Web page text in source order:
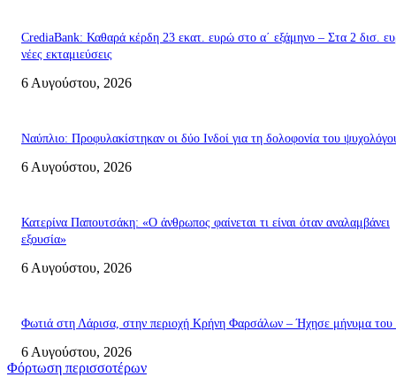
CrediaBank: Καθαρά κέρδη 23 εκατ. ευρώ στο α΄ εξάμηνο – Στα 2 δισ.
νέες εκταμιεύσεις
6 Αυγούστου, 2026
Ναύπλιο: Προφυλακίστηκαν οι δύο Ινδοί για τη δολοφονία του
6 Αυγούστου, 2026
Κατερίνα Παπουτσάκη: «Ο άνθρωπος φαίνεται τι είναι όταν αναλαμβάνει
εξουσία»
6 Αυγούστου, 2026
Φωτιά στη Λάρισα, στην περιοχή Κρήνη Φαρσάλων – Ήχησε μήνυμα του
6 Αυγούστου, 2026
Φόρτωση περισσοτέρων